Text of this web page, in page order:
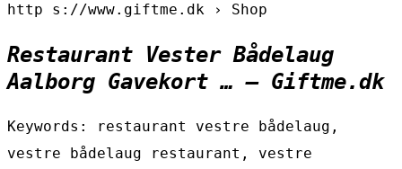
http s://www.giftme.dk › Shop
Restaurant Vester Bådelaug
Aalborg Gavekort … – Giftme.dk
Keywords: restaurant vestre bådelaug,
vestre bådelaug restaurant, vestre